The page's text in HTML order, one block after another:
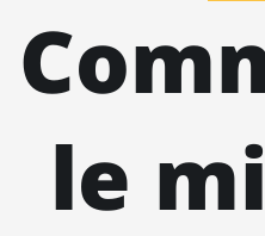
BITMAIN AntMiner
L11 Hyd. 6U (33Gh)
BITMAIN AntMiner
L3 ++
le